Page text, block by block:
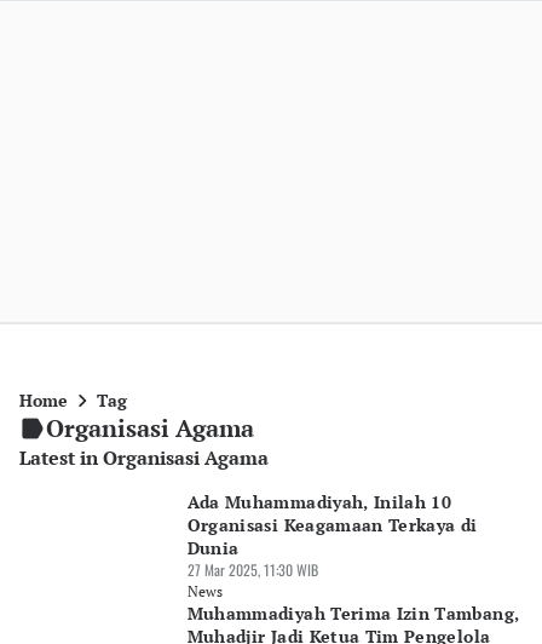
Home Tag
Organisasi Agama
Latest in Organisasi Agama
Ada Muhammadiyah, Inilah 10
Organisasi Keagamaan Terkaya di
Dunia
27 Mar 2025, 11:30 WIB
News
Muhammadiyah Terima Izin Tambang,
Muhadjir Jadi Ketua Tim Pengelola